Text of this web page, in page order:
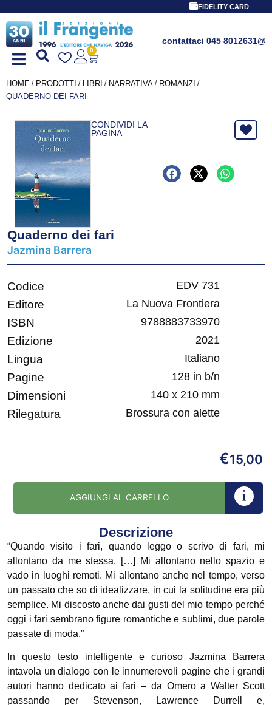
FIDELITY CARD
contattaci 045 8012631@
0
HOME / PRODOTTI / LIBRI / NARRATIVA / ROMANZI /
QUADERNO DEI FARI
CONDIVIDI LA
PAGINA
Quaderno dei fari
Jazmina Barrera
Codice EDV 731
Editore La Nuova Frontiera
ISBN 9788883733970
Edizione 2021
Lingua Italiano
Pagine 128 in b/n
Dimensioni 140 x 210 mm
Rilegatura Brossura con alette
€15,00
AGGIUNGI AL CARRELLO
Descrizione
“Quando visito i fari, quando leggo o scrivo di fari, mi
allontano da me stessa. […] Mi allontano nello spazio e
vado in luoghi remoti. Mi allontano anche nel tempo, verso
un passato che so di idealizzare, in cui la solitudine era più
semplice. Mi discosto anche dai gusti del mio tempo perché
oggi i fari sembrano figure romantiche e sublimi, due parole
passate di moda.”
In questo testo intelligente e curioso Jazmina Barrera
intavola un dialogo con le innumerevoli pagine che i grandi
autori hanno dedicato ai fari – da Omero a Walter Scott
passando per Stevenson, Lawrence Durrell e,